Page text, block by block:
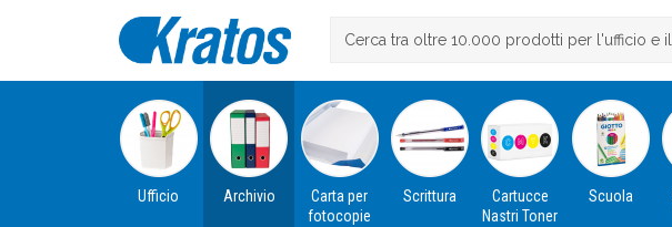
Ufficio Archivio
Carta per
fotocopie
Scrittura
Cartucce
Nastri Toner
Scuola